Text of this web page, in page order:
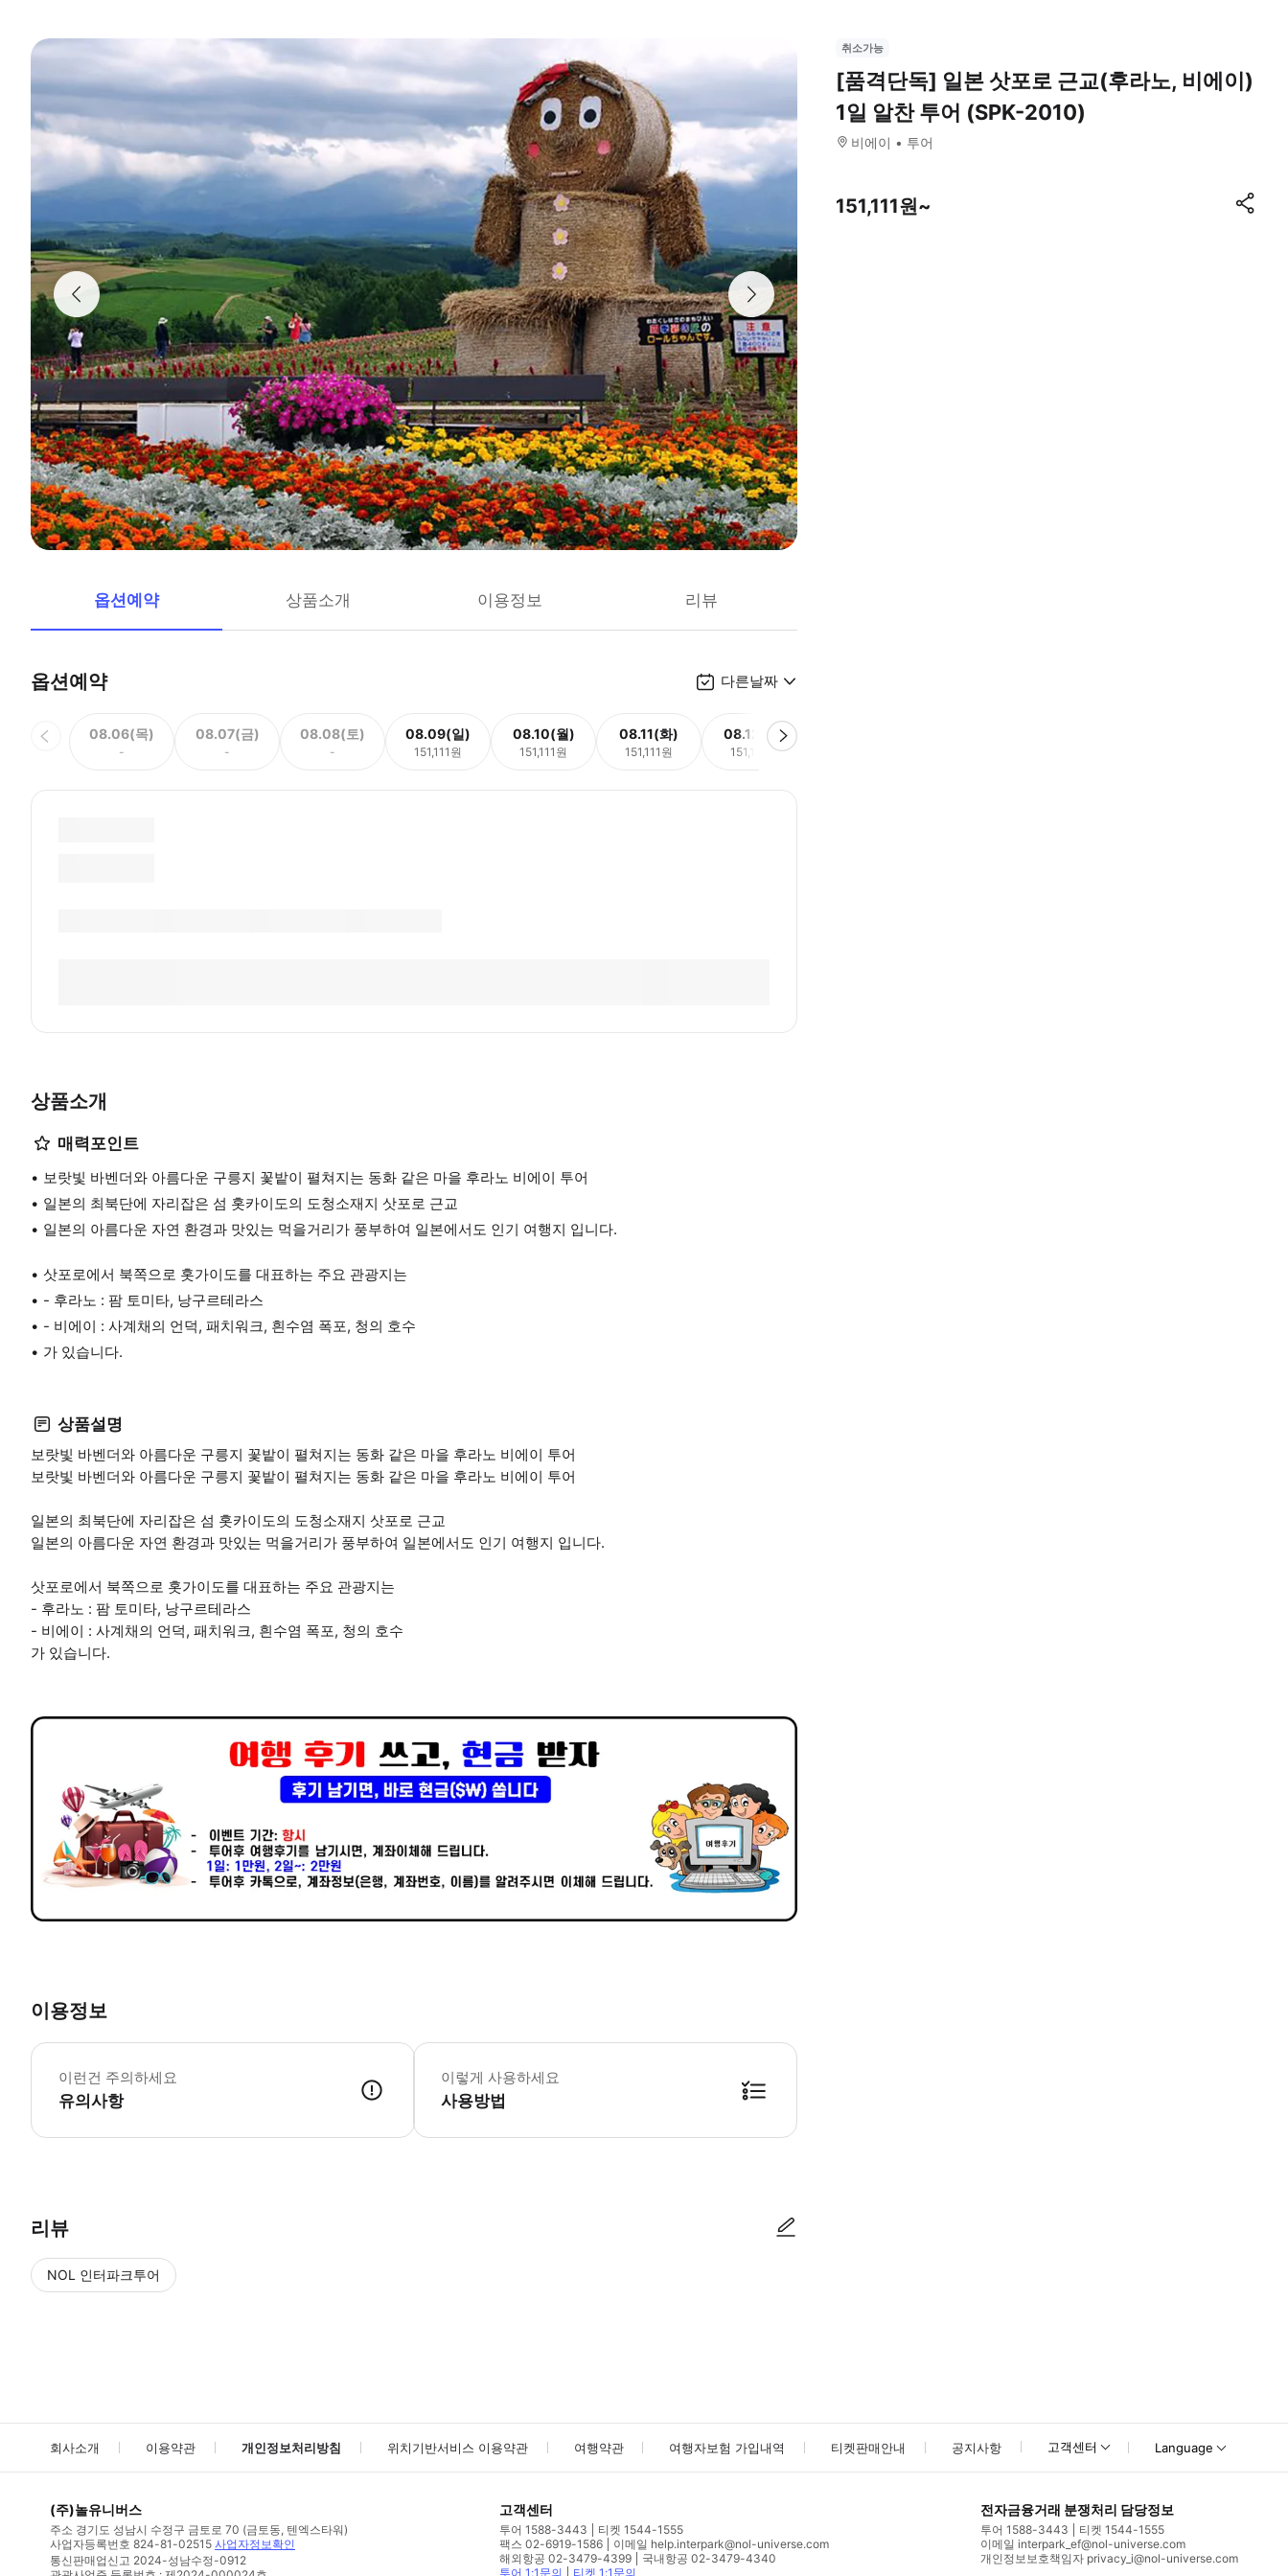
옵션예약 상품소개 이용정보 리뷰
옵션예약 다른날짜
08.06(목)
-
08.07(금)
-
08.08(토)
-
08.09(일)
151,111원
08.10(월)
151,111원
08.11(화)
151,111원
08.12(수)
151,111원
상품소개
매력포인트
보랏빛 바벤더와 아름다운 구릉지 꽃밭이 펼쳐지는 동화 같은 마을 후라노 비에이 투어
일본의 최북단에 자리잡은 섬 홋카이도의 도청소재지 삿포로 근교
일본의 아름다운 자연 환경과 맛있는 먹을거리가 풍부하여 일본에서도 인기 여행지 입니다.
삿포로에서 북쪽으로 홋가이도를 대표하는 주요 관광지는
- 후라노 : 팜 토미타, 낭구르테라스
- 비에이 : 사계채의 언덕, 패치워크, 흰수염 폭포, 청의 호수
가 있습니다.
상품설명
보랏빛 바벤더와 아름다운 구릉지 꽃밭이 펼쳐지는 동화 같은 마을 후라노 비에이 투어
보랏빛 바벤더와 아름다운 구릉지 꽃밭이 펼쳐지는 동화 같은 마을 후라노 비에이 투어
일본의 최북단에 자리잡은 섬 홋카이도의 도청소재지 삿포로 근교
일본의 아름다운 자연 환경과 맛있는 먹을거리가 풍부하여 일본에서도 인기 여행지 입니다.
삿포로에서 북쪽으로 홋가이도를 대표하는 주요 관광지는
- 후라노 : 팜 토미타, 낭구르테라스
- 비에이 : 사계채의 언덕, 패치워크, 흰수염 폭포, 청의 호수
가 있습니다.
이용정보
이런건 주의하세요
유의사항
◆ 픽업 정보 - 삿포로 역에서 픽업해서 8시에 출발 합니다. ※ 현지 사정에 따라 시간과 장소는 변동 될 수 있습니다. 투어 전날 담당 가이드가 픽업 시간과
이렇게 사용하세요
사용방법
리뷰
NOL 인터파크투어
취소가능
[품격단독] 일본 삿포로 근교(후라노, 비에이)
1일 알찬 투어 (SPK-2010)
비에이 투어
151,111원~
회사소개 이용약관 개인정보처리방침 위치기반서비스 이용약관 여행약관 여행자보험 가입내역 티켓판매안내 공지사항 고객센터 Language
(주)놀유니버스
주소 경기도 성남시 수정구 금토로 70 (금토동, 텐엑스타워)
사업자등록번호 824-81-02515 사업자정보확인
통신판매업신고 2024-성남수정-0912
고객센터
투어 1588-3443
티켓 1544-1555
팩스 02-6919-1586
이메일 help.interpark@nol-universe.com
해외항공 02-3479-4399
국내항공 02-3479-4340
투어 1:1문의
티켓 1:1문의
전자금융거래 분쟁처리 담당정보
투어 1588-3443
티켓 1544-1555
이메일 interpark_ef@nol-universe.com
개인정보보호책임자 privacy_i@nol-universe.com